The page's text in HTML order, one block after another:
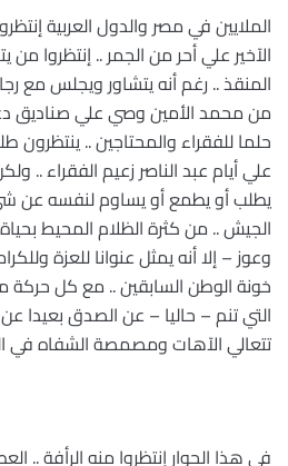
الملايين في مصر والدول العربية
الآخير علي أحر من الجمر .. إنتظروا من
المنقذ .. رغم أنه يتشاور ويجلس مع
من محمد الأمين وصي علي صناديق
حلما للفقراء والمحتاجين .. ينتظرون
علي أيام عبد الناصر زعيم الفقراء ..
يطلب أو يطمع أو يساوم لنفسه عن
الجيش .. من كثرة الظلام المحيط
وعوز – إلا أنه يمثل عنوانا للعزة
خونة الوطن السابقين .. مع كل حركة
التي تنم – حاليا – عن الصدق بعيدا
تتعالي الآهات ومصمصة الشفاه في
في هذا الحوار إنتظروا منه الرأفة ..